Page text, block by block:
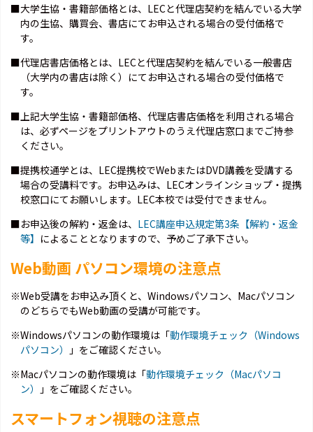
■大学生協・書籍部価格とは、LECと代理店契約を結んでいる大学
内の生協、購買会、書店にてお申込される場合の受付価格で
す。
■代理店書店価格とは、LECと代理店契約を結んでいる一般書店
（大学内の書店は除く）にてお申込される場合の受付価格で
す。
■上記大学生協・書籍部価格、代理店書店価格を利用される場合
は、必ずページをプリントアウトのうえ代理店窓口までご持参
ください。
■提携校通学とは、LEC提携校でWebまたはDVD講義を受講する
場合の受講料です。お申込みは、LECオンラインショップ・提携
校窓口にてお願いします。LEC本校では受付できません。
■お申込後の解約・返金は、 LEC講座申込規定第3条【解約・返金
等】 によることとなりますので、予めご了承下さい。
Web動画 パソコン環境の注意点
※Web受講をお申込み頂くと、Windowsパソコン、Macパソコン
のどちらでもWeb動画の受講が可能です。
※Windowsパソコンの動作環境は「動作環境チェック（Windows
パソコン）
」をご確認ください。
※Macパソコンの動作環境は「動作環境チェック（Macパソコ
ン）
」をご確認ください。
スマートフォン視聴の注意点